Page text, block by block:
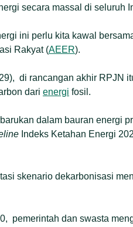
secara massal di seluruh
ini perlu kita kawal
Rakyat (AEER).
di rancangan akhir RPJN
dari energi fosil.
dalam bauran energi
Indeks Ketahan Energi
skenario dekarbonisasi
pemerintah dan swasta